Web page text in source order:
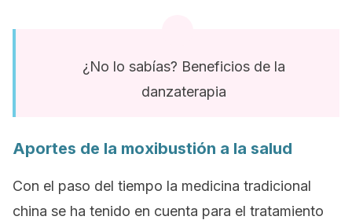
¿No lo sabías? Beneficios de la
danzaterapia
Aportes de la moxibustión a la salud
Con el paso del tiempo la medicina tradicional
china se ha tenido en cuenta para el tratamiento